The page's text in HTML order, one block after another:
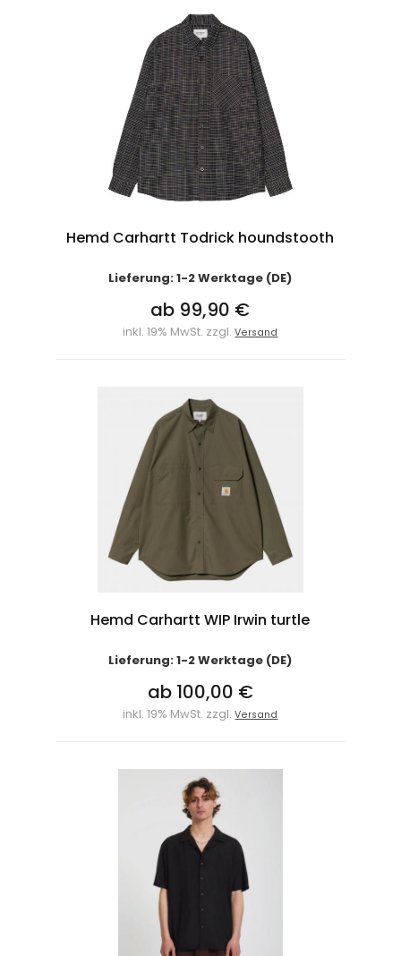
Hemd Carhartt Todrick houndstooth
Lieferung: 1-2 Werktage (DE)
ab 99,90 €
inkl. 19% MwSt. zzgl.Versand
Hemd Carhartt WIP Irwin turtle
Lieferung: 1-2 Werktage (DE)
ab 100,00 €
inkl. 19% MwSt. zzgl.Versand